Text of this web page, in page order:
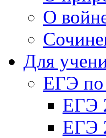
О
Для
ЕГЭ по
ЕГЭ
ЕГЭ